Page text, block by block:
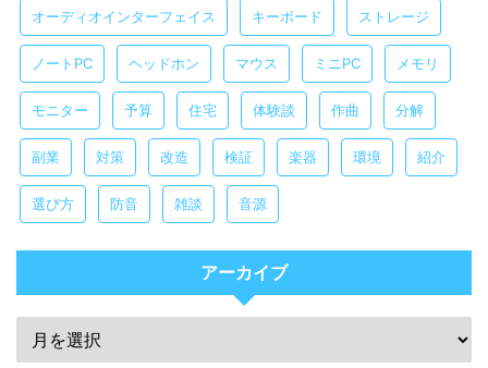
オーディオインターフェイス キーボード ストレージ
ノートPC ヘッドホン マウス ミニPC メモリ
モニター 予算 住宅 体験談 作曲 分解
副業 対策 改造 検証 楽器 環境 紹介
選び方 防音 雑談 音源
アーカイブ